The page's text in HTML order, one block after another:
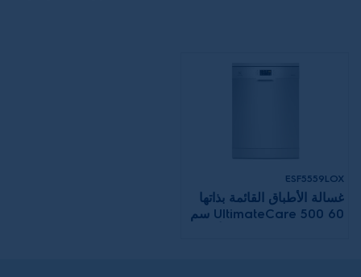
ESF5559LOX
غسالة الأطباق القائمة بذاتها
UltimateCare 500 60 سم